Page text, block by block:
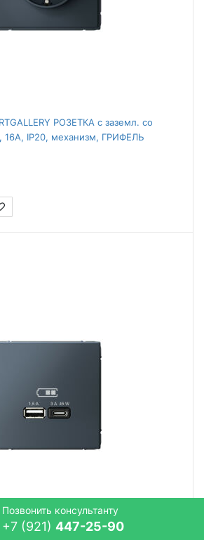
РОЗЕТКА с заземл. со
16А, IP20, механизм, ГРИФЕЛЬ
Позвонить консультанту
+7 (921) 447-25-90